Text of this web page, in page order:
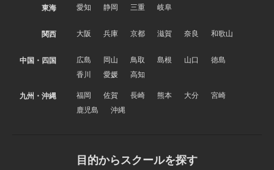
東海 愛知 静岡 三重 岐阜
関西 大阪 兵庫 京都 滋賀 奈良 和歌山
中国・四国 広島 岡山 鳥取 島根 山口
徳島
香川
愛媛 高知
九州・沖縄 福岡 佐賀 長崎 熊本 大分
宮崎
鹿児島
沖縄
目的からスクールを探す